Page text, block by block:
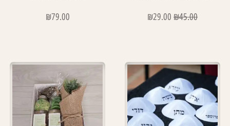
₪45.00
₪29.00
₪79.00